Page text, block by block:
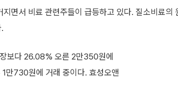
면서 비료 관련주들이 급등하고 있다. 질소비료의
보다 26.08% 오른 2만350원에
만730원에 거래 중이다. 효성오앤